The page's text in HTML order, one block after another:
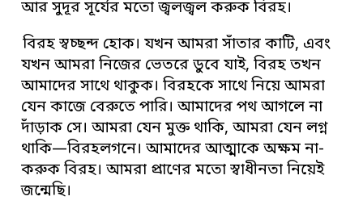
আর সুদূর সূর্যের মতো জ্বলজ্বল করুক বিরহ।
বিরহ স্বচ্ছন্দ হোক। যখন আমরা সাঁতার কাটি, এবং
যখন আমরা নিজের ভেতরে ডুবে যাই, বিরহ তখন
আমাদের সাথে থাকুক। বিরহকে সাথে নিয়ে আমরা
যেন কাজে বেরুতে পারি। আমাদের পথ আগলে না
দাঁড়াক সে। আমরা যেন মুক্ত থাকি, আমরা যেন লগ্ন
থাকি—বিরহলগনে। আমাদের আত্মাকে অক্ষম না-
করুক বিরহ। আমরা প্রাণের মতো স্বাধীনতা নিয়েই
জন্মেছি।